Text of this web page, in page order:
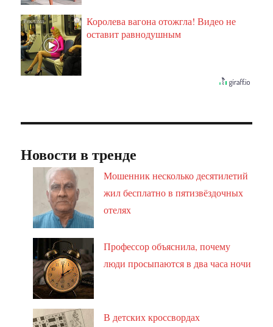
i
Королева вагона отожгла! Видео не
оставит равнодушным
Новости в тренде
Мошенник несколько десятилетий
жил бесплатно в пятизвёздочных
отелях
Профессор объяснила, почему
люди просыпаются в два часа ночи
В детских кроссвордах